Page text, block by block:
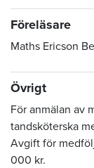
Föreläsare
Maths Ericson
Övrigt
För anmälan av
tandsköterska
Avgift för
000 kr.